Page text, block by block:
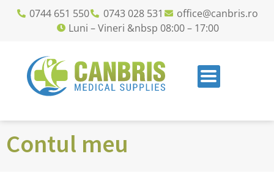
0744 651 550 0743 028 531
office@canbris.ro
Luni – Vineri &nbsp 08:00 – 17:00
Contul meu